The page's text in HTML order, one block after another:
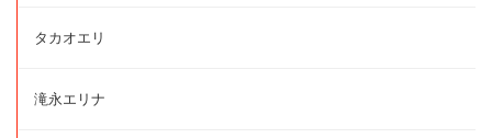
タカオエリ
滝永エリナ